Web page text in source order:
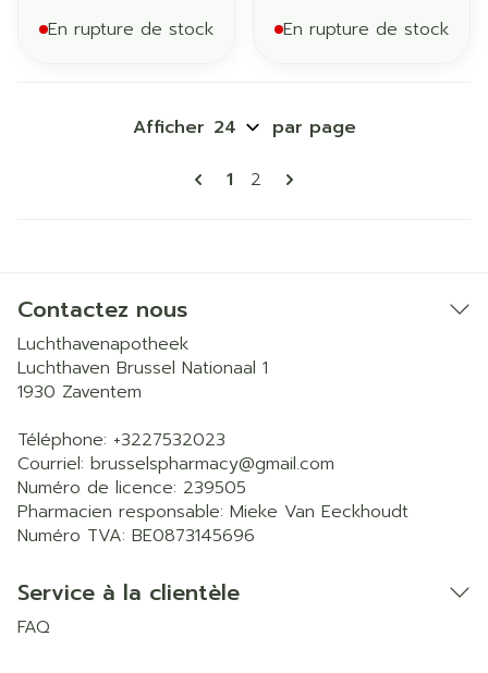
En rupture de stock En rupture de stock
Pages
Vous lisez actuellement la
1 Page
2
Afficher par page
Contactez nous
Luchthavenapotheek
Luchthaven Brussel Nationaal 1
1930 Zaventem
Téléphone: +3227532023
Courriel: brusselspharmacy@gmail.com
Numéro de licence: 239505
Pharmacien responsable: Mieke Van Eeckhoudt
Numéro TVA: BE0873145696
Service à la clientèle
FAQ